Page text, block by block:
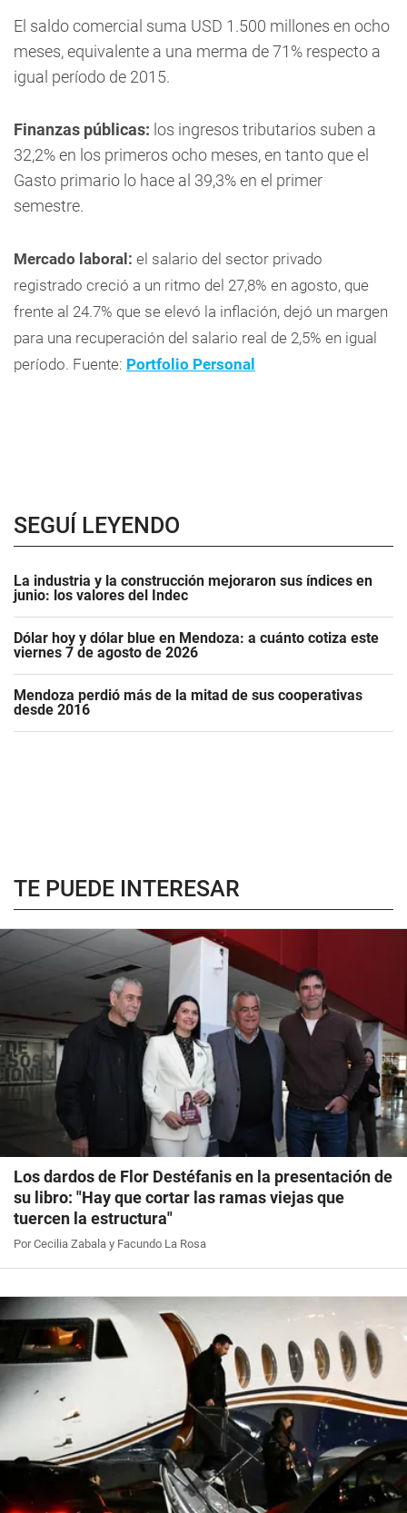
El saldo comercial suma USD 1.500 millones en ocho
meses, equivalente a una merma de 71% respecto a
igual período de 2015.
Finanzas públicas: los ingresos tributarios suben a
32,2% en los primeros ocho meses, en tanto que el
Gasto primario lo hace al 39,3% en el primer
semestre.
Mercado laboral: el salario del sector privado
registrado creció a un ritmo del 27,8% en agosto, que
frente al 24.7% que se elevó la inflación, dejó un margen
para una recuperación del salario real de 2,5% en igual
período. Fuente: Portfolio Personal
SEGUÍ LEYENDO
La industria y la construcción mejoraron sus índices en
junio: los valores del Indec
Dólar hoy y dólar blue en Mendoza: a cuánto cotiza este
viernes 7 de agosto de 2026
Mendoza perdió más de la mitad de sus cooperativas
desde 2016
TE PUEDE INTERESAR
Los dardos de Flor Destéfanis en la presentación de
su libro: "Hay que cortar las ramas viejas que
tuercen la estructura"
Por Cecilia Zabala y Facundo La Rosa